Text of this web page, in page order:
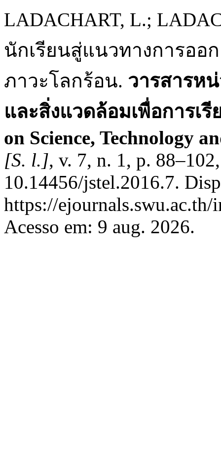
LADACHART, L.;
นักเรียนสู่แนวทางการออ
ภาวะโลกร้อน. วารสารห
และสิ่งแวดล้อมเพื่อการเรี
on Science, Technology
[S. l.], v. 7, n. 1, p.
10.14456/jstel.2016.7.
https://
Acesso em: 9 aug. 2026.